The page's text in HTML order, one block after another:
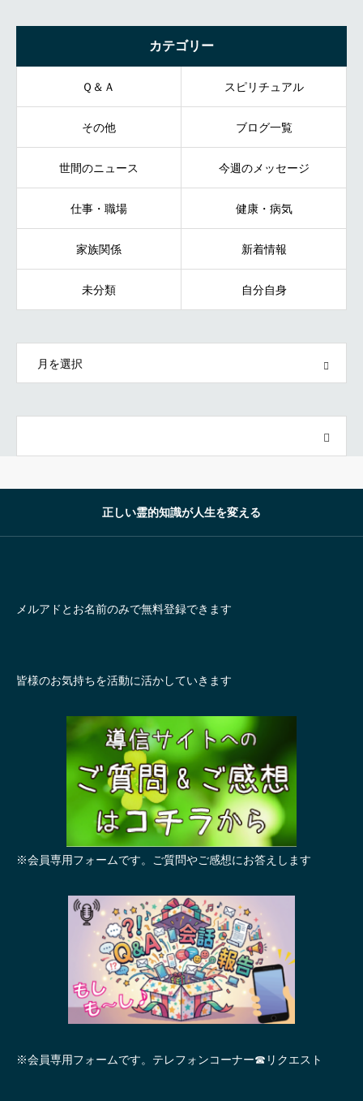
カテゴリー
Ｑ＆Ａ スピリチュアル
その他 ブログ一覧
世間のニュース 今週のメッセージ
仕事・職場 健康・病気
家族関係 新着情報
未分類 自分自身
正しい霊的知識が人生を変える
メルアドとお名前のみで無料登録できます
皆様のお気持ちを活動に活かしていきます
※会員専用フォームです。ご質問やご感想にお答えします
※会員専用フォームです。テレフォンコーナー☎リクエスト